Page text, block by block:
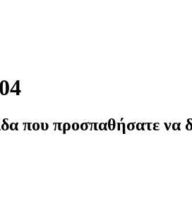
που προσπαθήσατε να